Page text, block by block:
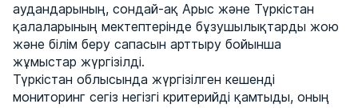
аудандарының, сондай-ақ Арыс және Түркістан
қалаларының мектептерінде бұзушылықтарды жою
және білім беру сапасын арттыру бойынша
жұмыстар жүргізілді.
Түркістан облысында жүргізілген кешенді
мониторинг сегіз негізгі критерийді қамтыды, оның